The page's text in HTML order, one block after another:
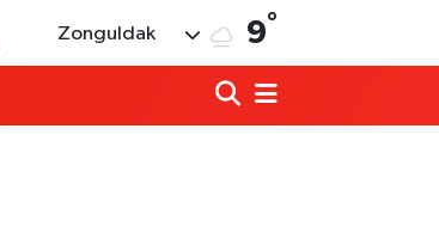
Zonguldak 9°